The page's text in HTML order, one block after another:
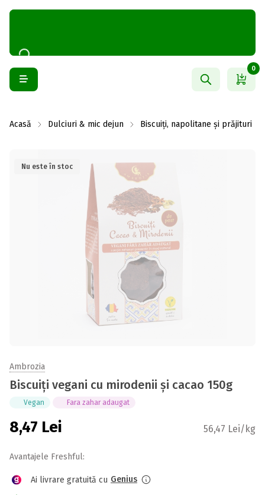
0
Acasă Dulciuri & mic dejun Biscuiți, napolitane și prăjituri
Nu este în stoc
Ambrozia
Biscuiți vegani cu mirodenii și cacao 150g
Vegan Fara zahar adaugat
8,47 Lei 56,47 Lei/kg
Avantajele Freshful:
Ai livrare gratuită cu Genius